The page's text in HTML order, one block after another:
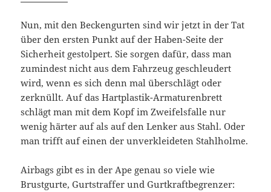
Nun, mit den Beckengurten sind wir jetzt in der Tat
über den ersten Punkt auf der Haben-Seite der
Sicherheit gestolpert. Sie sorgen dafür, dass man
zumindest nicht aus dem Fahrzeug geschleudert
wird, wenn es sich denn mal überschlägt oder
zerknüllt. Auf das Hartplastik-Armaturenbrett
schlägt man mit dem Kopf im Zweifelsfalle nur
wenig härter auf als auf den Lenker aus Stahl. Oder
man trifft auf einen der unverkleideten Stahlholme.
Airbags gibt es in der Ape genau so viele wie
Brustgurte, Gurtstraffer und Gurtkraftbegrenzer: